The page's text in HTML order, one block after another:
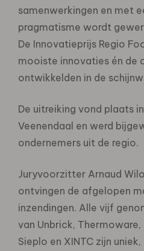
samenwerkingen en met
pragmatisme wordt
De Innovatieprijs Regio
mooiste innovaties én de
ontwikkelden in de
De uitreiking vond plaats
Veenendaal en werd
ondernemers uit de regio.
Juryvoorzitter Arnaud
ontvingen de afgelopen
inzendingen. Alle vijf
van Unbrick, Thermoware,
Sieplo en XINTC zijn